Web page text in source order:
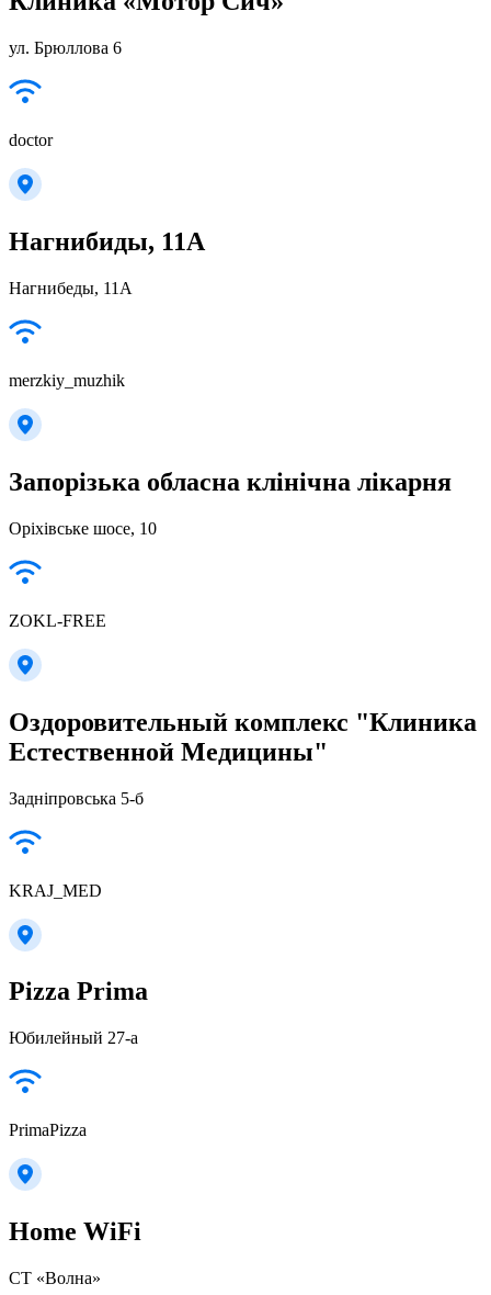
ул. Брюллова 6
doctor
Нагнибиды, 11А
Нагнибеды, 11А
merzkiy_muzhik
Запорізька обласна клінічна лікарня
Оріхівське шосе, 10
ZOKL-FREE
Оздоровительный комплекс "Клиника
Естественной Медицины"
Задніпровська 5-б
KRAJ_MED
Pizza Prima
Юбилейный 27-а
PrimaPizza
Home WiFi
СТ «Волна»